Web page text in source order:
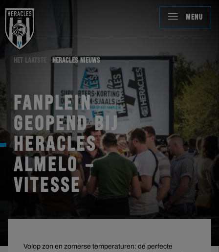
MENU
HET LAATSTE HERACLES NIEUWS
FANPLEIN
GEOPEND BIJ
HERACLES
ALMELO –
VITESSE
Volop zon en zomerse temperaturen: de perfecte